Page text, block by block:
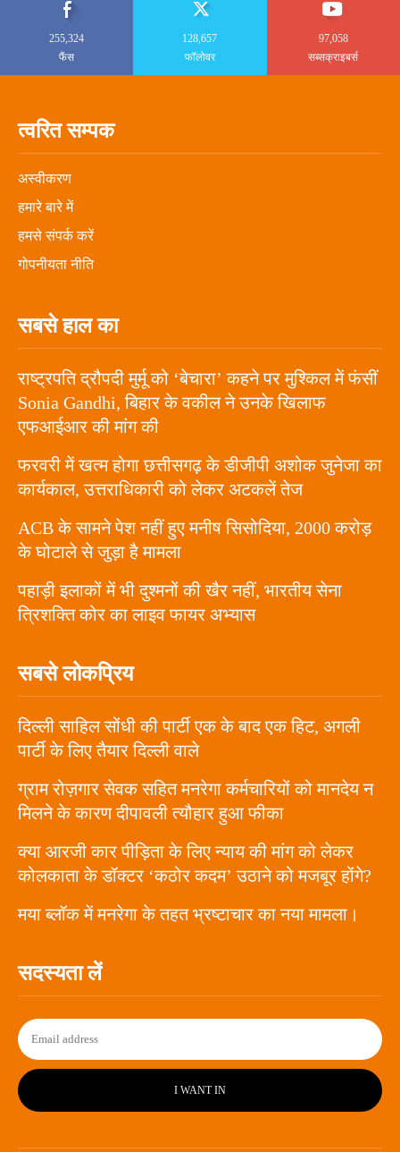
255,324
फैंस
128,657
फॉलोवर
97,058
सब्सक्राइबर्स
त्वरित सम्पक
अस्वीकरण
हमारे बारे में
हमसे संपर्क करें
गोपनीयता नीति
सबसे हाल का
राष्ट्रपति द्रौपदी मुर्मू को ‘बेचारा’ कहने पर मुश्किल में फंसीं
Sonia Gandhi, बिहार के वकील ने उनके खिलाफ
एफआईआर की मांग की
फरवरी में खत्म होगा छत्तीसगढ़ के डीजीपी अशोक जुनेजा का
कार्यकाल, उत्तराधिकारी को लेकर अटकलें तेज
ACB के सामने पेश नहीं हुए मनीष सिसोदिया, 2000 करोड़
के घोटाले से जुड़ा है मामला
पहाड़ी इलाकों में भी दुश्मनों की खैर नहीं, भारतीय सेना
त्रिशक्ति कोर का लाइव फायर अभ्यास
सबसे लोकप्रिय
दिल्ली साहिल सोंधी की पार्टी एक के बाद एक हिट, अगली
पार्टी के लिए तैयार दिल्ली वाले
ग्राम रोज़गार सेवक सहित मनरेगा कर्मचारियों को मानदेय न
मिलने के कारण दीपावली त्यौहार हुआ फीका
क्या आरजी कार पीड़िता के लिए न्याय की मांग को लेकर
कोलकाता के डॉक्टर ‘कठोर कदम’ उठाने को मजबूर होंगे?
मया ब्लॉक में मनरेगा के तहत भ्रष्टाचार का नया मामला।
सदस्यता लें
I WANT IN